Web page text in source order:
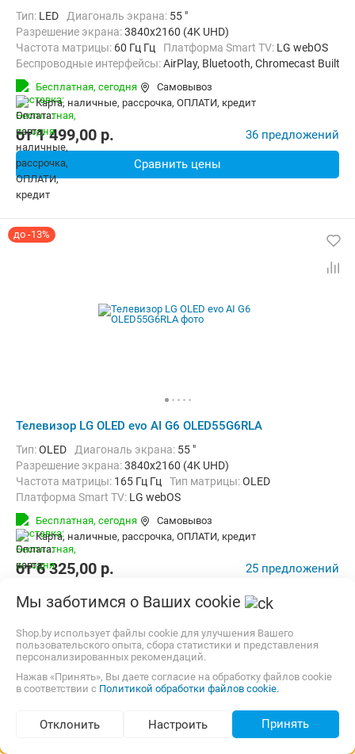
Подбор по параметрам (1 711)
Тип: LED Диагональ экрана: 55 "
Разрешение экрана:3840x2160 (4K UHD)
Частота матрицы: 60 Гц Гц Платформа Smart TV: LG webOS
Беспроводные интерфейсы:AirPlay, Bluetooth, Chromecast Built-in,
Бесплатная, сегодня
Самовывоз
карта, наличные, рассрочка, ОПЛАТИ, кредит
от1 499,00 p. 36 предложений
Сравнить цены
до -13%
Телевизор LG OLED evo AI G6 OLED55G6RLA
Тип:OLED Диагональ экрана: 55 "
Разрешение экрана:3840x2160 (4K UHD)
Частота матрицы: 165 Гц Гц Тип матрицы:OLED
Платформа Smart TV: LG webOS
Беспроводные интерфейсы:
Бесплатная, сегодня
Самовывоз
карта, наличные, рассрочка, ОПЛАТИ, кредит
от6 325,00 p. 25 предложений
Сравнить цены
до -17%
Мы заботимся о Ваших cookie
Shop.by использует файлы cookie для улучшения Вашего
пользовательского опыта, сбора статистики и представления
персонализированных рекомендаций.
Нажав «Принять», Вы даете согласие на обработку файлов cookie
в соответствии с Политикой обработки файлов cookie.
Отклонить Настроить Принять